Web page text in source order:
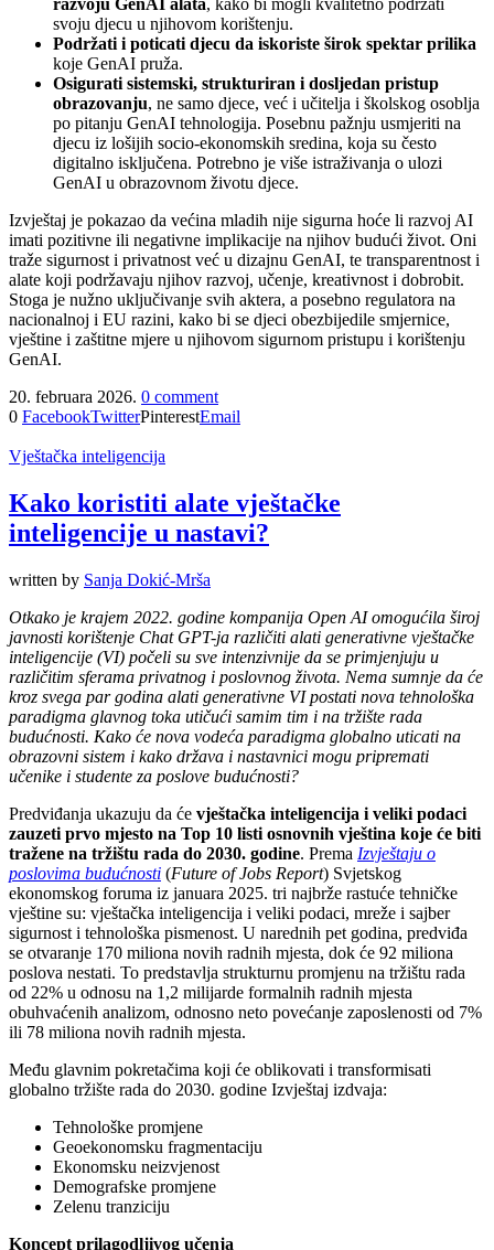
svoju djecu u njihovom korištenju.
Podržati i poticati djecu da iskoriste širok spektar prilika
koje GenAI pruža.
Osigurati sistemski, strukturiran i dosljedan pristup
obrazovanju, ne samo djece, već i učitelja i školskog osoblja
po pitanju GenAI tehnologija. Posebnu pažnju usmjeriti na
djecu iz lošijih socio-ekonomskih sredina, koja su često
digitalno isključena. Potrebno je više istraživanja o ulozi
GenAI u obrazovnom životu djece.
Izvještaj je pokazao da većina mladih nije sigurna hoće li razvoj AI
imati pozitivne ili negativne implikacije na njihov budući život. Oni
traže sigurnost i privatnost već u dizajnu GenAI, te transparentnost i
alate koji podržavaju njihov razvoj, učenje, kreativnost i dobrobit.
Stoga je nužno uključivanje svih aktera, a posebno regulatora na
nacionalnoj i EU razini, kako bi se djeci obezbijedile smjernice,
vještine i zaštitne mjere u njihovom sigurnom pristupu i korištenju
GenAI.
20. februara 2026. 0 comment
0 FacebookTwitterPinterestEmail
Vještačka inteligencija
Kako koristiti alate vještačke
inteligencije u nastavi?
written by Sanja Dokić-Mrša
Otkako je krajem 2022. godine kompanija Open AI omogućila široj
javnosti korištenje Chat GPT-ja različiti alati generativne vještačke
inteligencije (VI) počeli su sve intenzivnije da se primjenjuju u
različitim sferama privatnog i poslovnog života. Nema sumnje da će
kroz svega par godina alati generativne VI postati nova tehnološka
paradigma glavnog toka utičući samim tim i na tržište rada
budućnosti. Kako će nova vodeća paradigma globalno uticati na
obrazovni sistem i kako država i nastavnici mogu pripremati
učenike i studente za poslove budućnosti?
Predviđanja ukazuju da će vještačka inteligencija i veliki podaci
zauzeti prvo mjesto na Top 10 listi osnovnih vještina koje će biti
tražene na tržištu rada do 2030. godine. Prema Izvještaju o
poslovima budućnosti (Future of Jobs Report) Svjetskog
ekonomskog foruma iz januara 2025. tri najbrže rastuće tehničke
vještine su: vještačka inteligencija i veliki podaci, mreže i sajber
sigurnost i tehnološka pismenost. U narednih pet godina, predviđa
se otvaranje 170 miliona novih radnih mjesta, dok će 92 miliona
poslova nestati. To predstavlja strukturnu promjenu na tržištu rada
od 22% u odnosu na 1,2 milijarde formalnih radnih mjesta
obuhvaćenih analizom, odnosno neto povećanje zaposlenosti od 7%
ili 78 miliona novih radnih mjesta.
Među glavnim pokretačima koji će oblikovati i transformisati
globalno tržište rada do 2030. godine Izvještaj izdvaja:
Tehnološke promjene
Geoekonomsku fragmentaciju
Ekonomsku neizvjenost
Demografske promjene
Zelenu tranziciju
Koncept prilagodljivog učenja